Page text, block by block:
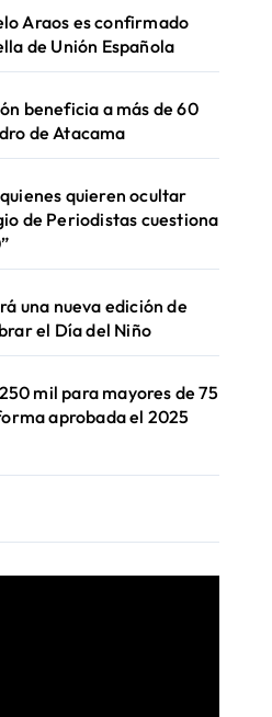
Araos es confirmado
de Unión Española
beneficia a más de 60
de Atacama
quieren ocultar
de Periodistas cuestiona
una nueva edición de
el Día del Niño
mil para mayores de 75
aprobada el 2025